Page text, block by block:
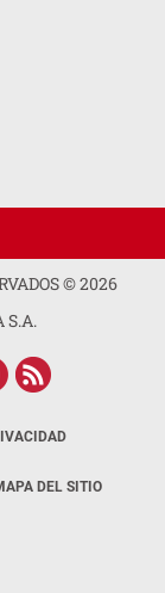
©2026
S.A.
DEL SITIO